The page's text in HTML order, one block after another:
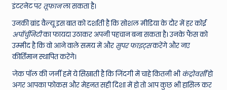
इंटरनेट पर तूफानला सकता है।
उनकी ब्रांड वैल्यू इस बात को दर्शाती है कि सोशल मीडिया के दौर में हर कोई
अपॉर्चुनिटीका फायदा उठाकर अपनी पहचान बना सकता है। उनके फैंस को
उम्मीद है कि वो आने वाले समय में और सुपर फाइट्सकरेंगे और नए
कीर्तिमान स्थापित करेंगे।
जेक पॉल की जर्नी हमें ये सिखाती है कि जिंदगी में चाहे कितनी भीकंट्रोवर्सीहो
अगर आपका फोकस और मेहनत सही दिशा में हो तो आप कुछ भी हासिल कर